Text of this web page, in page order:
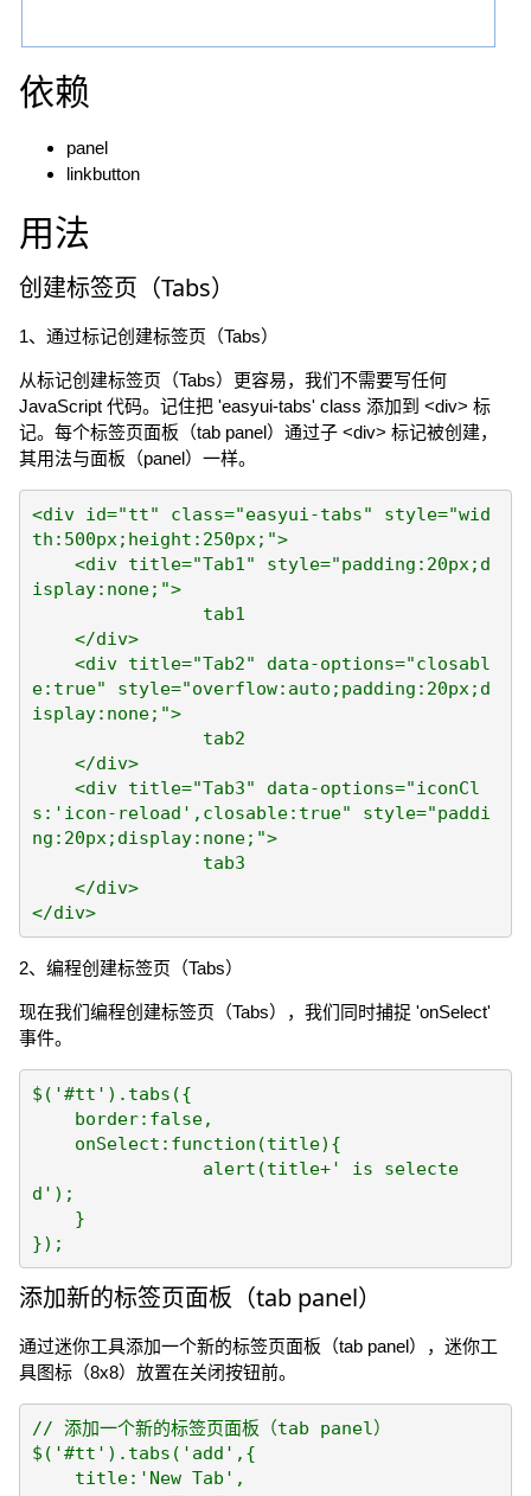
依赖
panel
linkbutton
用法
创建标签页（Tabs）
1、通过标记创建标签页（Tabs）
从标记创建标签页（Tabs）更容易，我们不需要写任何
JavaScript 代码。记住把 'easyui-tabs' class 添加到 <div> 标
记。每个标签页面板（tab panel）通过子 <div> 标记被创建，
其用法与面板（panel）一样。
<div id="tt" class="easyui-tabs" style="wid
th:500px;height:250px;">
isplay:none;">
e:true" style="overflow:auto;padding:20px;d
isplay:none;">
s:'icon-reload',closable:true" style="paddi
ng:20px;display:none;">
</div>
2、编程创建标签页（Tabs）
现在我们编程创建标签页（Tabs），我们同时捕捉 'onSelect'
事件。
$('#tt').tabs({
d');
添加新的标签页面板（tab panel）
通过迷你工具添加一个新的标签页面板（tab panel），迷你工
具图标（8x8）放置在关闭按钮前。
// 添加一个新的标签页面板（tab panel）
$('#tt').tabs('add',{